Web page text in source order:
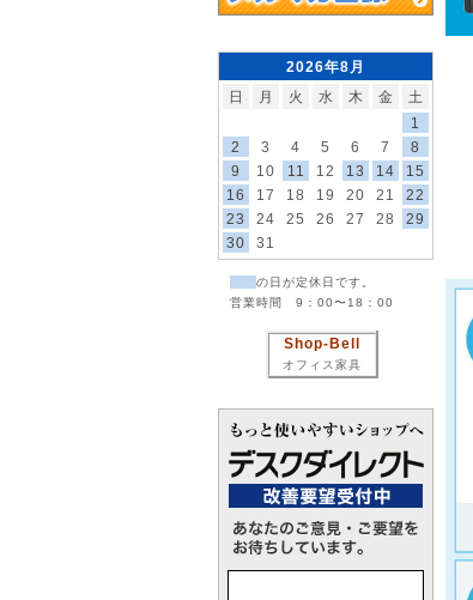
2026年8月
日
月 火 水 木 金
土
1
2
3 4 5 6 7
8
9
10 11 12 13 14
15
16
17 18 19 20 21
22
23
24 25 26 27 28
29
30
31
の日が定休日です。
営業時間 9：00〜18：00
Shop-Bell
オフィス家具